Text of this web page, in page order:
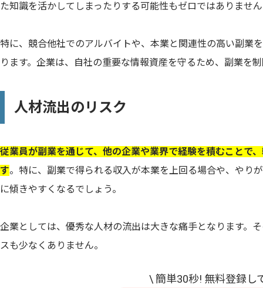
た知識を活かしてしまったりする可能性もゼロではありませ
特に、競合他社でのアルバイトや、本業と関連性の高い副業
ります。企業は、自社の重要な情報資産を守るため、副業を
人材流出のリスク
従業員が副業を通じて、他の企業や業界で経験を積むことで
す。特に、副業で得られる収入が本業を上回る場合や、やり
に傾きやすくなるでしょう。
企業としては、優秀な人材の流出は大きな痛手となります。
スも少なくありません。